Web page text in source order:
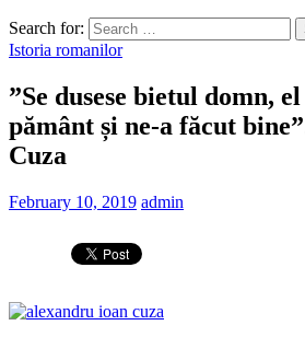
Search for:
Istoria romanilor
”Se dusese bietul domn,
pământ și ne-a făcut
Cuza
February 10, 2019 admin